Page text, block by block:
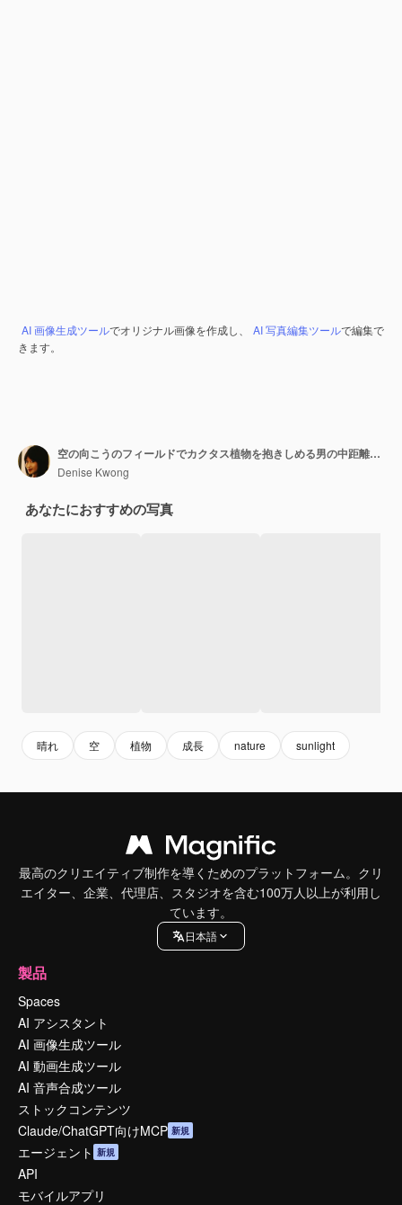
AI 画像生成ツールでオリジナル画像を作成し、 AI 写真編集ツールで編集で
きます。
空の向こうのフィールドでカクタス植物を抱きしめる男の中距離の景色
Denise Kwong
あなたにおすすめの写真
晴れ 空 植物 成長 nature sunlight
最高のクリエイティブ制作を導くためのプラットフォーム。クリ
エイター、企業、代理店、スタジオを含む100万人以上が利用し
ています。
日本語
製品
Spaces
AI アシスタント
AI 画像生成ツール
AI 動画生成ツール
AI 音声合成ツール
ストックコンテンツ
Claude/ChatGPT向けMCP 新規
エージェント 新規
API
モバイルアプリ